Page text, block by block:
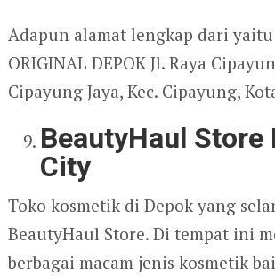
Adapun alamat lengkap dari yaitu
ORIGINAL DEPOK Jl. Raya
Cipayung Jaya, Kec. Cipayung,
BeautyHaul Store
City
Toko kosmetik di Depok yang
BeautyHaul Store. Di tempat ini
berbagai macam jenis kosmetik